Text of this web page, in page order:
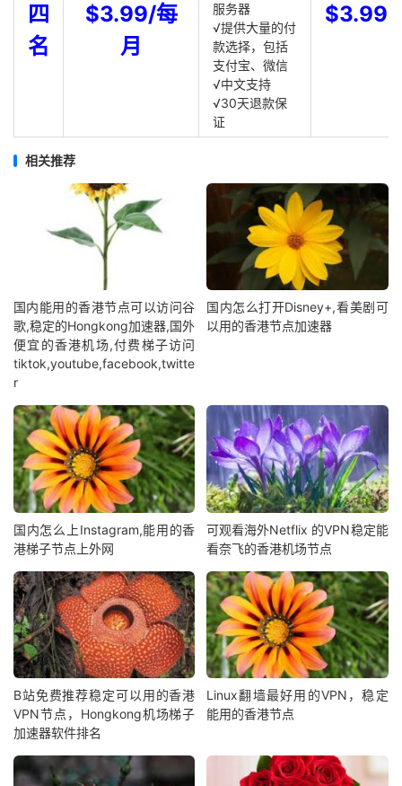
四
名
$3.99/每
月
服务器
√提供大量的付
款选择，包括
支付宝、微信
√中文支持
√30天退款保
证
$3.99
相关推荐
国内能用的香港节点可以访问谷
歌,稳定的Hongkong加速器,国外
便宜的香港机场,付费梯子访问
tiktok,youtube,facebook,twitte
r
国内怎么打开Disney+,看美剧可
以用的香港节点加速器
国内怎么上Instagram,能用的香
港梯子节点上外网
可观看海外Netflix 的VPN稳定能
看奈飞的香港机场节点
B站免费推荐稳定可以用的香港
VPN节点，Hongkong机场梯子
加速器软件排名
Linux翻墙最好用的VPN，稳定
能用的香港节点